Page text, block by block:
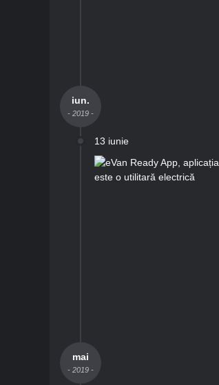
iun.
- 2019 -
13 iunie
mai
- 2019 -